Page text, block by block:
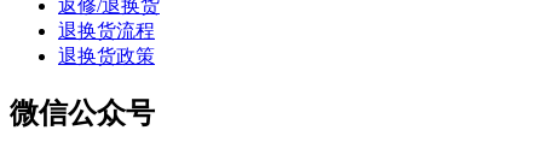
返修/退换货
退换货流程
退换货政策
微信公众号